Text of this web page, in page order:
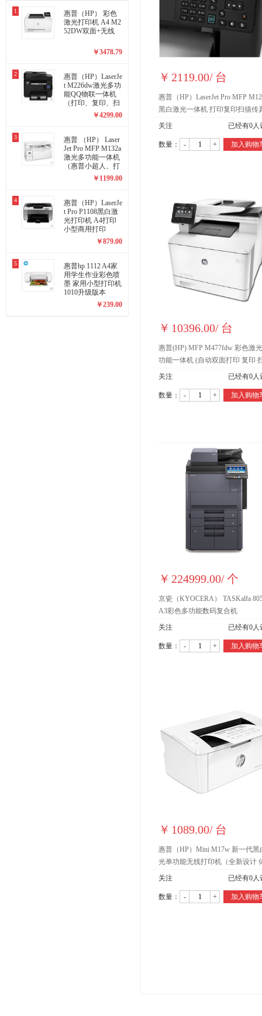
1
惠普（HP） 彩色
激光打印机 A4 M2
52DW双面+无线
￥3478.79
2
惠普（HP）LaserJe
t M226dw激光多功
能QQ物联一体机
（打印、复印、扫
描、传真）
￥4299.00
3
惠普 （HP） Laser
Jet Pro MFP M132a
激光多功能一体机
（惠普小超人、打
印、复印、扫描）
￥ 1199.00
4
惠普（HP）LaserJe
t Pro P1108黑白激
光打印机 A4打印
小型商用打印
￥879.00
5
惠普hp 1112 A4家
用学生作业彩色喷
墨 家用小型打印机
1010升级版本
￥239.00
￥ 2119.00/ 台
惠普（HP）LaserJet Pro MFP
黑白激光一体机 打印复印扫描传
电话手柄
关注 已经有0人
数量： - + 加入购物
￥ 10396.00/ 台
惠普(HP) MFP M477fdw 彩色激
功能一体机 (自动双面打印 复印
传真)
关注 已经有0人
数量： - + 加入购物
￥ 224999.00/个
京瓷（KYOCERA） TASKalfa
A3彩色多功能数码复合机
关注
已经有0人
数量： - + 加入购物
￥ 1089.00/ 台
惠普（HP）Mini M17w 新一代黑
光单功能无线打印机（全新设计
小巧）
关注 已经有0人
数量： - + 加入购物